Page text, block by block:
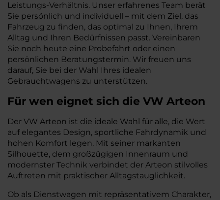
Leistungs-Verhältnis. Unser erfahrenes Team berät
Sie persönlich und individuell – mit dem Ziel, das
Fahrzeug zu finden, das optimal zu Ihnen, Ihrem
Alltag und Ihren Bedürfnissen passt. Vereinbaren
Sie noch heute eine Probefahrt oder einen
persönlichen Beratungstermin. Wir freuen uns
darauf, Sie bei der Wahl Ihres idealen
Gebrauchtwagens zu unterstützen.
Für wen eignet sich die VW Arteon
Der VW Arteon ist die ideale Wahl für alle, die Wert
auf elegantes Design, sportliche Fahrdynamik und
hohen Komfort legen. Mit seiner markanten
Silhouette, dem großzügigen Innenraum und
modernster Technik verbindet der Arteon stilvolles
Auftreten mit praktischer Alltagstauglichkeit.
Ob als Dienstwagen mit repräsentativem Charakter,